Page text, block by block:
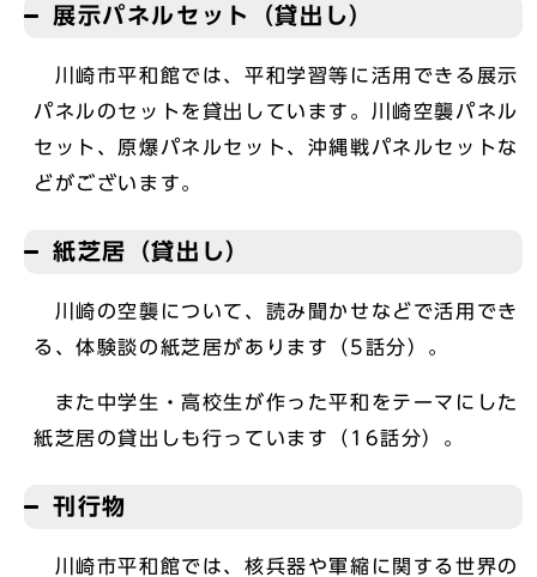
展示パネルセット（貸出し）
川崎市平和館では、平和学習等に活用できる展示
パネルのセットを貸出しています。川崎空襲パネル
セット、原爆パネルセット、沖縄戦パネルセットな
どがございます。
紙芝居（貸出し）
川崎の空襲について、読み聞かせなどで活用でき
る、体験談の紙芝居があります（5話分）。
また中学生・高校生が作った平和をテーマにした
紙芝居の貸出しも行っています（16話分）。
刊行物
川崎市平和館では、核兵器や軍縮に関する世界の